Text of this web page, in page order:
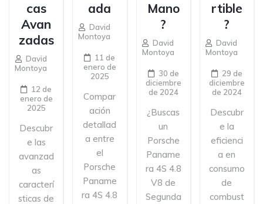
cas
Avan
zadas
David
Montoya
12 de
enero de
2025
Descubr
e las
avanzad
as
caracterí
sticas de
ada
David
Montoya
11 de
enero de
2025
Compar
ación
detallad
a entre
el
Porsche
Paname
ra 4S 4.8
Mano
?
David
Montoya
30 de
diciembre
de 2024
¿Buscas
un
Porsche
Paname
ra 4S 4.8
V8 de
Segunda
rtible
?
David
Montoya
29 de
diciembre
de 2024
Descubr
e la
eficienci
a en
consumo
de
combust